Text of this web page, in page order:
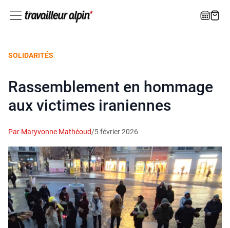
SOLIDARITÉS
Rassemblement en hommage
aux victimes iraniennes
Par Maryvonne Mathéoud/5 février 2026